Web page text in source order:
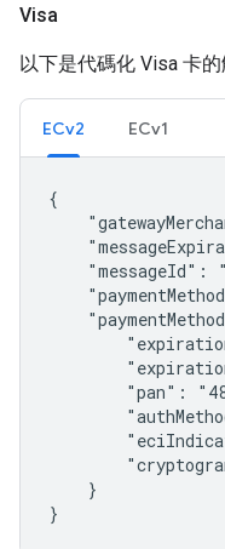
Visa
以下是代碼化 Visa 卡的
ECv2 ECv1
{
"messageId":
"pan":
    }
}